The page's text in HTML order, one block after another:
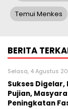
Temui Menkes
BERITA
Selasa, 4 Agustus
Sukses
Pujian,
Peningkatan